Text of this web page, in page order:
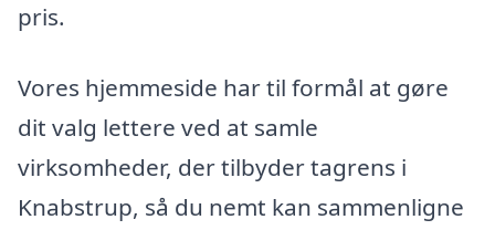
pris.
Vores hjemmeside har til formål at gøre
dit valg lettere ved at samle
virksomheder, der tilbyder tagrens i
Knabstrup, så du nemt kan sammenligne